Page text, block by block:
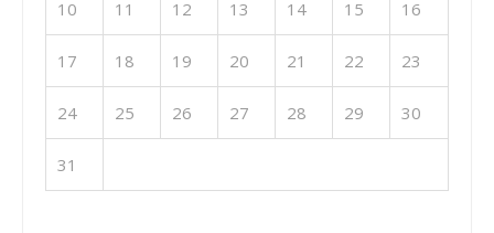
10 11 12 13 14 15 16
17 18 19 20 21 22 23
24 25 26 27 28 29 30
31